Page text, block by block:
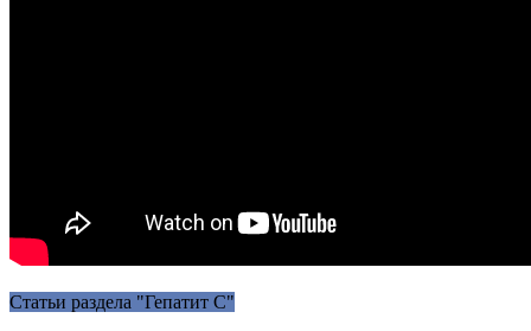
Статьи раздела "Гепатит С"